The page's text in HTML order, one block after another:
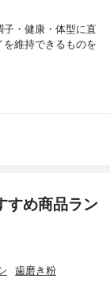
子・健康・体型に直
維持できるものを
すめ商品ラン
歯磨き粉